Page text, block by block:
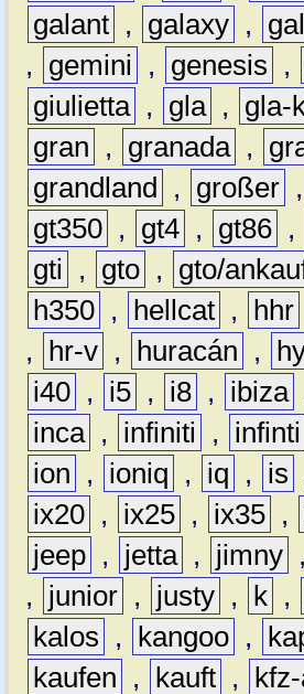
galant , galaxy ,
,
gemini , genesis ,
giulietta , gla , gla-
gran
, granada ,
grandland
, großer ,
gt350 , gt4 , gt86 ,
gti
, gto , gto/
h350 , hellcat , hhr
,
hr-v , huracán ,
i40 , i5 , i8 , ibiza
inca , infiniti , infinti
ion
, ioniq , iq , is
ix20 , ix25 , ix35 ,
jeep , jetta , jimny ,
,
junior , justy , k ,
kalos
, kangoo ,
kaufen
, kauft ,